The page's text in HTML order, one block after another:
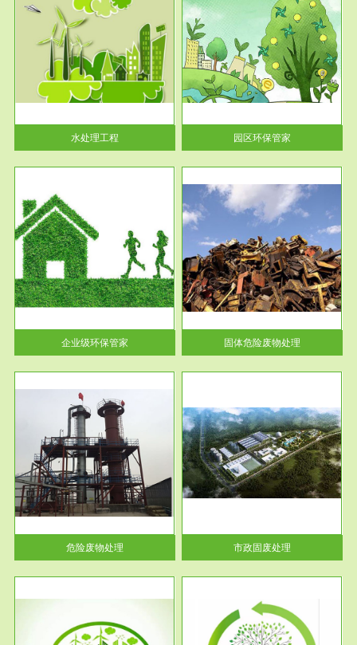
水处理工程
服务范围
园区环保管家
2016 年 4 月，环保部下发《关
于积极发挥环境保护作用促进供
给侧结...
园区环保管家
企业级环保管家
服务范围
固体危险废物处理
固体废物解释：固体废物是指人
们在生产建设、日常生活和其他
活动中...
固体危险废物处理
危险废物处理
服务范围
市政固废处理
蔚蓝生态环境科技所从事的市政
废物处理业务包括市政废物的处
理处...
市政固废处理
服务范围